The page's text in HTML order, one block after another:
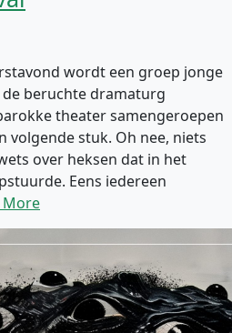
wordt een groep jonge
beruchte dramaturg
theater samengeroepen
volgende stuk. Oh nee, niets
over heksen dat in het
Eens iedereen
More